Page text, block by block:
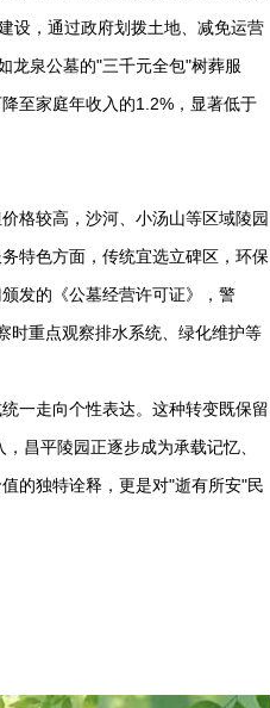
设，通过政府划拨土地、减免运营
龙泉公墓的"三千元全包"树葬服
至家庭年收入的1.2%，显著低于
格较高，沙河、小汤山等区域陵园
特色方面，传统宜选立碑区，环保
发的《公墓经营许可证》，警
时重点观察排水系统、绿化维护等
一走向个性表达。这种转变既保留
昌平陵园正逐步成为承载记忆、
的独特诠释，更是对"逝有所安"民